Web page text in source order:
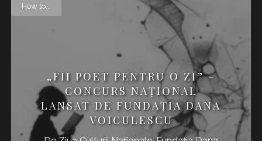
How to...
„FII POET PENTRU O ZI” –
CONCURS NAȚIONAL
LANSAT DE FUNDAȚIA DANA
VOICULESCU